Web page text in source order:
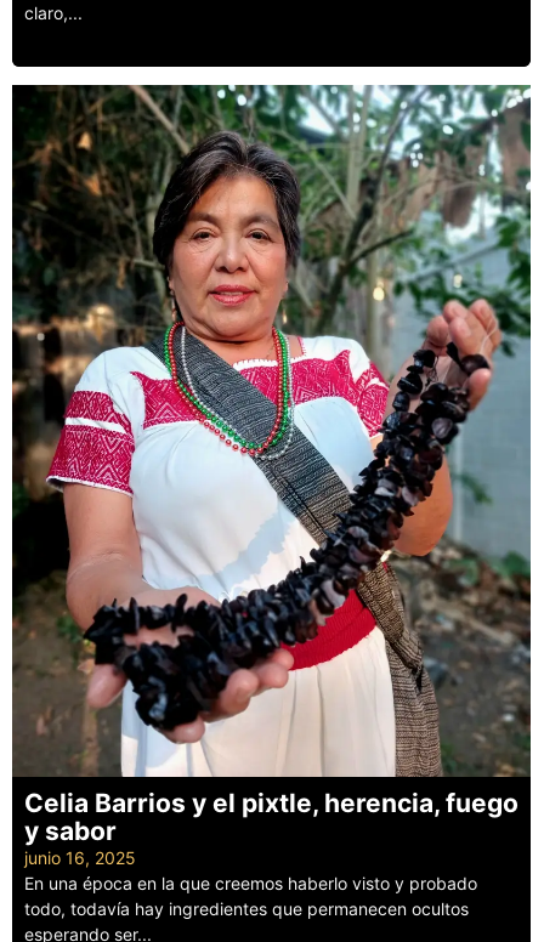
claro,...
Celia Barrios y el pixtle, herencia, fuego
y sabor
junio 16, 2025
En una época en la que creemos haberlo visto y probado
todo, todavía hay ingredientes que permanecen ocultos
esperando ser...